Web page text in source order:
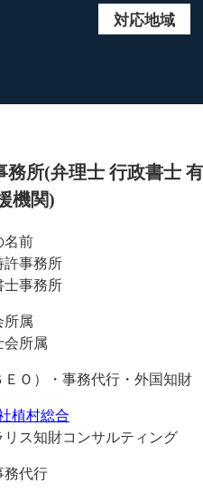
対応地域
務所(弁理士 行政書士
機関)
名前
事務所
事務所
所属
会所属
ＥＯ）・事務代行・外国知財
植村総合
ス知財コンサルティング
務代行